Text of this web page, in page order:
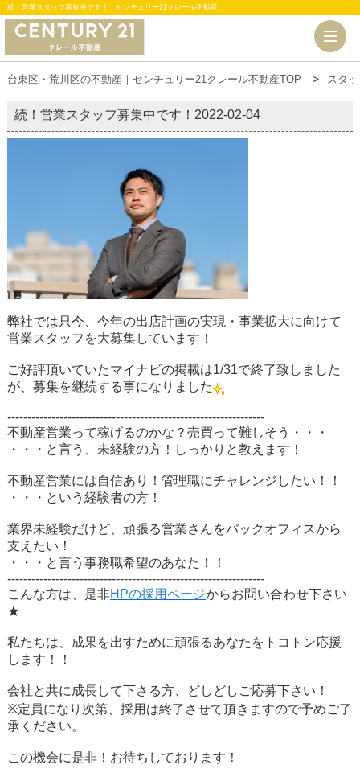
続！営業スタッフ募集中です！｜センチュリー21クレール不動産
台東区・荒川区の不動産｜センチュリー21クレール不動産TOP スタ
続！営業スタッフ募集中です！ 2022-02-04
弊社では只今、今年の出店計画の実現・事業拡大に向けて
営業スタッフを大募集しています！
ご好評頂いていたマイナビの掲載は1/31で終了致しました
が、募集を継続する事になりました
----------------------------------------------------------------
不動産営業って稼げるのかな？売買って難しそう・・・
・・・と言う、 未経験の方！しっかりと教えます！
不動産営業には自信あり！管理職にチャレンジしたい！！
・・・という 経験者の方！
業界未経験だけど、頑張る営業さんをバックオフィスから
支えたい！
・・・と言う事務職希望のあなた ！！
----------------------------------------------------------------
こんな方は、是非HPの採用ページからお問い合わせ下さい
★
私たちは、成果を出すために頑張るあなたをトコトン応援
します！！
会社と共に成長して下さる方、どしどしご応募下さい！
※定員になり次第、採用は終了させて頂きますので予めご了
承ください。
この機会に是非！お待ちしております！